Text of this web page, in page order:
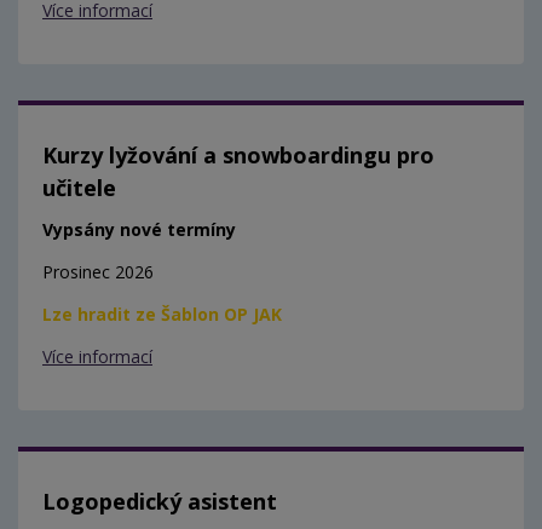
Více informací
Kurzy lyžování a snowboardingu pro
učitele
Vypsány nové termíny
Prosinec 2026
Lze hradit ze Šablon OP JAK
Více informací
Logopedický asistent